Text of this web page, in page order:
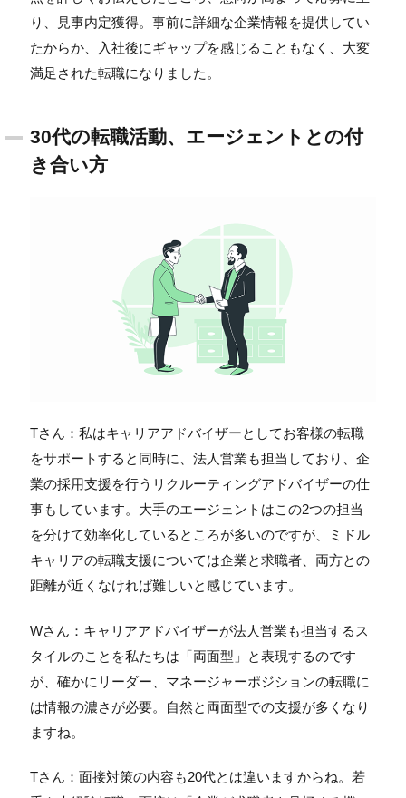
り、見事内定獲得。事前に詳細な企業情報を提供してい
たからか、入社後にギャップを感じることもなく、大変
満足された転職になりました。
30代の転職活動、エージェントとの付
き合い方
Tさん：私はキャリアアドバイザーとしてお客様の転職
をサポートすると同時に、法人営業も担当しており、企
業の採用支援を行うリクルーティングアドバイザーの仕
事もしています。大手のエージェントはこの2つの担当
を分けて効率化しているところが多いのですが、ミドル
キャリアの転職支援については企業と求職者、両方との
距離が近くなければ難しいと感じています。
Wさん：キャリアアドバイザーが法人営業も担当するス
タイルのことを私たちは「両面型」と表現するのです
が、確かにリーダー、マネージャーポジションの転職に
は情報の濃さが必要。自然と両面型での支援が多くなり
ますね。
Tさん：面接対策の内容も20代とは違いますからね。若